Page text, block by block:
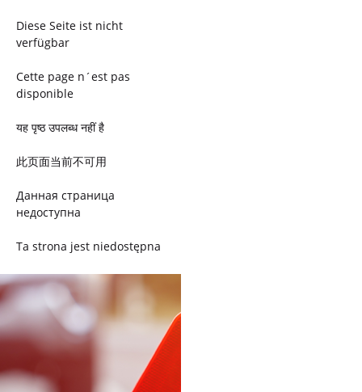
Diese Seite ist nicht
verfügbar
Cette page n´est pas
disponible
यह पृष्ठ उपलब्ध नहीं है
此页面当前不可用
Данная страница
недоступна
Ta strona jest niedostępna
Trang này không có
Esta página não está
disponível
このページは現在利用できま
せん